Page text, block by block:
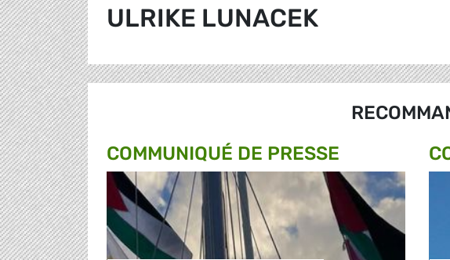
ULRIKE LUNACEK
COMMUNIQUÉ DE PRESSE